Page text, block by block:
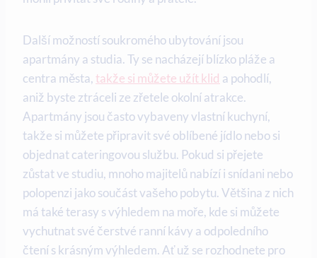
Další možností soukromého ubytování jsou
apartmány a studia. Ty ​se⁤ nacházejí⁤ blízko pláže a
centra města, ⁢ takže si můžete užít klid ‍ a pohodlí,
aniž byste ztráceli ze zřetele okolní‌ atrakce.
Apartmány jsou často vybaveny vlastní kuchyní,⁢
takže si můžete připravit své oblíbené jídlo nebo si
objednat⁤ cateringovou‍ službu. Pokud si přejete‍
zůstat ve studiu, mnoho majitelů nabízí i ⁤snídani nebo
polopenzi jako součást vašeho‌ pobytu. Většina z nich
má také terasy ⁢s výhledem na moře, kde ‍si můžete
vychutnat své čerstvé ranní kávy a odpoledního
čtení s krásným výhledem.⁤ Ať už se rozhodnete pro